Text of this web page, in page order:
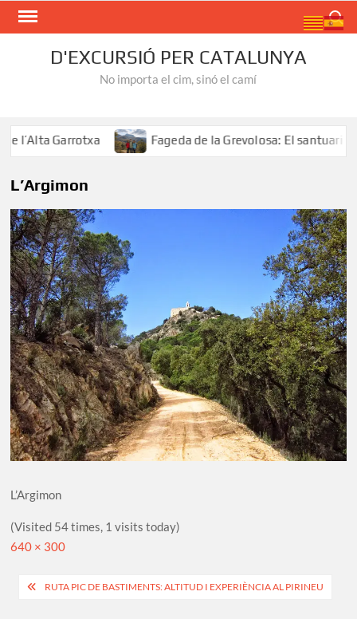
Skip
D'EXCURSIÓ PER CATALUNYA
No importa el cim, sinó el camí
Garrotxa Fageda de la Grevolosa: El santuari dels
L’Argimon
L’Argimon
(Visited 54 times, 1 visits today)
Full
640 × 300
Navegació
RUTA PIC DE BASTIMENTS: ALTITUD I EXPERIÈNCIA AL PIRINEU